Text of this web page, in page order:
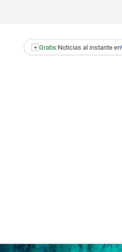
+ Gratis:Noticias al instante en